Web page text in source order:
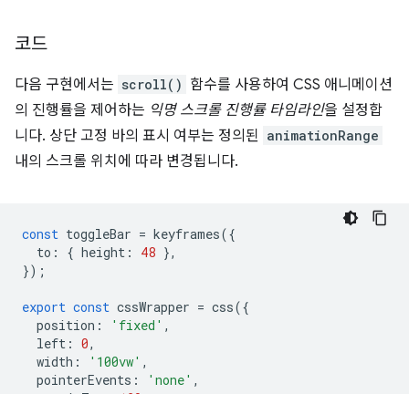
코드
다음 구현에서는 scroll() 함수를 사용하여 CSS 애니메이션
의 진행률을 제어하는 익명 스크롤 진행률 타임라인을 설정합
니다. 상단 고정 바의 표시 여부는 정의된 animationRange
내의 스크롤 위치에 따라 변경됩니다.
const toggleBar = keyframes({
to : { height : 48 },
});
export const cssWrapper = css({
position : 'fixed' ,
left : 0,
width : '100vw' ,
pointerEvents : 'none' ,